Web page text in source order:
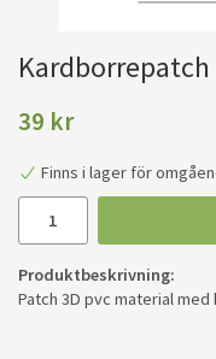
39 kr
Finns i lager för
Produktbeskrivning:
Patch 3D pvc material